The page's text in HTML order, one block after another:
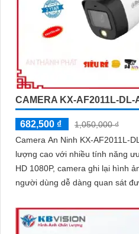
CAMERA KX-AF2011L-DL-
682,500 ₫
1,050,000 ₫
Camera An Ninh KX-AF2011L-
lượng cao với nhiều tính năng ưu việt. Với độ phân
HD 1080P, camera ghi lại hình
người dùng dễ dàng quan sát